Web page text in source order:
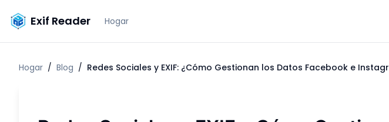
Exif Reader Hogar
Hogar / Blog / Redes Sociales y EXIF: ¿Cómo Gestionan los Datos Facebook e